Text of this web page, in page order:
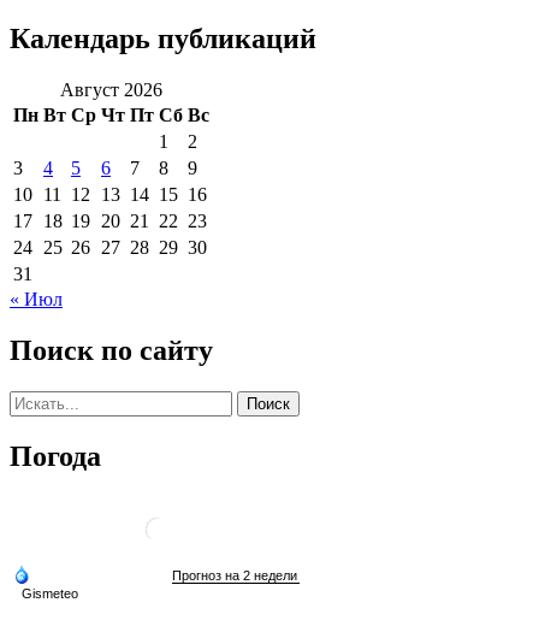
Календарь публикаций
Август 2026
Пн Вт Ср Чт Пт Сб Вс
1
2
3
4 5 6 7 8
9
10 11 12 13 14 15 16
17 18 19 20 21 22 23
24 25 26 27 28 29 30
31
« Июл
Поиск по сайту
Погода